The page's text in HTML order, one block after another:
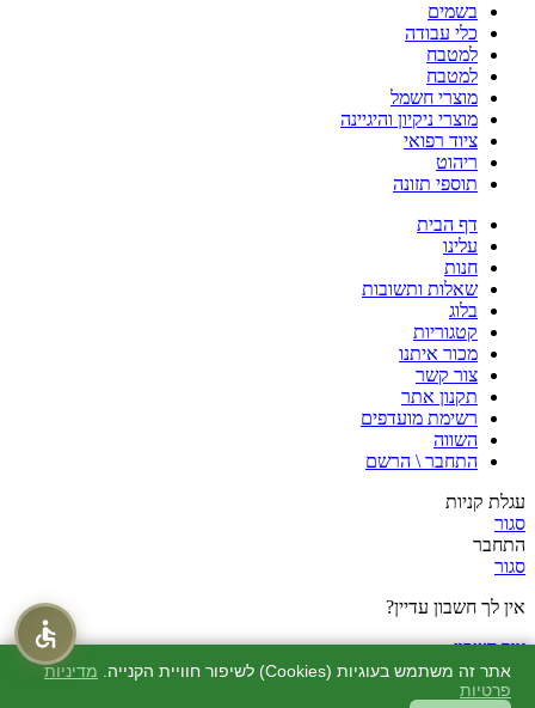
בשמים
כלי עבודה
למטבח
למטבח
מוצרי חשמל
מוצרי ניקיון והיגיינה
ציוד רפואי
ריהוט
תוספי תזונה
דף הבית
עלינו
חנות
שאלות ותשובות
בלוג
קטגוריות
מכור איתנו
צור קשר
תקנון אתר
רשימת מועדפים
השווה
התחבר \ הרשם
עגלת קניות
סגור
התחבר
סגור
אין לך חשבון עדיין?
צור חשבון
אתר זה משתמש בעוגיות (Cookies) לשיפור חוויית הקנייה.
מדיניות
פרטיות
חנות
מוצרים שאהבתי